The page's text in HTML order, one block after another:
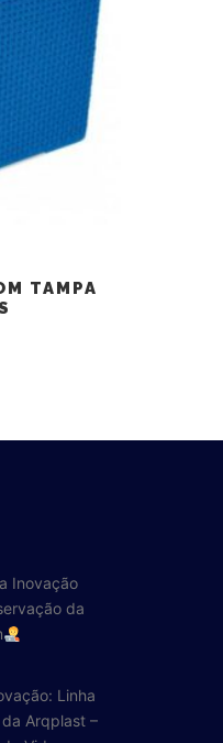
TAMPA
Inovação
da
Linha
Arqplast –